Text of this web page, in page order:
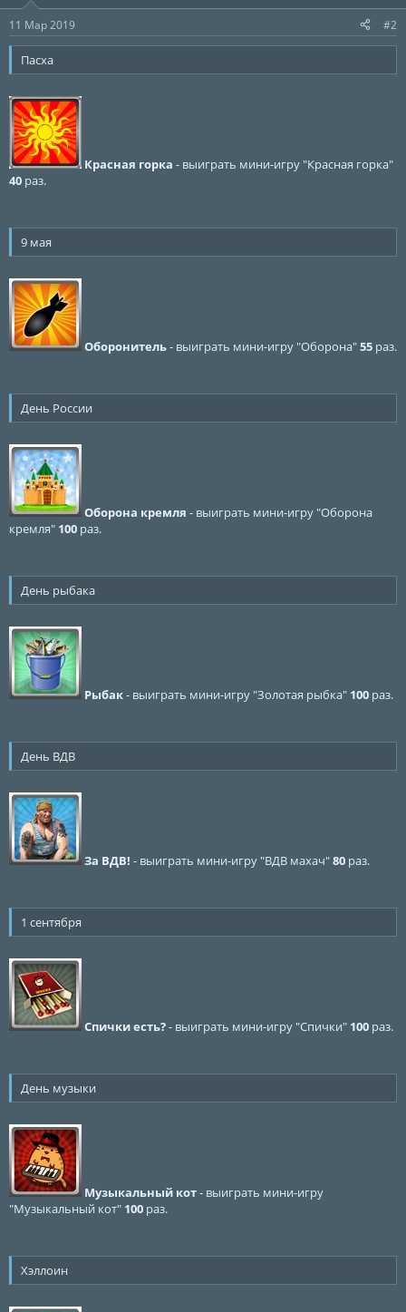
:
11 Мар 2019 #2
Пасха
Красная горка - выиграть мини-игру "Красная горка"
40 раз.
9 мая
Оборонитель- выиграть мини-игру "Оборона"55 раз.
День России
Оборона кремля - выиграть мини-игру "Оборона
кремля" 100 раз.
День рыбака
Рыбак- выиграть мини-игру "Золотая рыбка" 100 раз.
День ВДВ
За ВДВ! - выиграть мини-игру "ВДВ махач"80 раз.
1 сентября
Спички есть?- выиграть мини-игру "Спички" 100 раз.
День музыки
Музыкальный кот- выиграть мини-игру
"Музыкальный кот" 100 раз.
Хэллоин